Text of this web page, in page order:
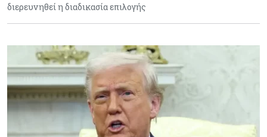
διερευνηθεί η διαδικασία επιλογής